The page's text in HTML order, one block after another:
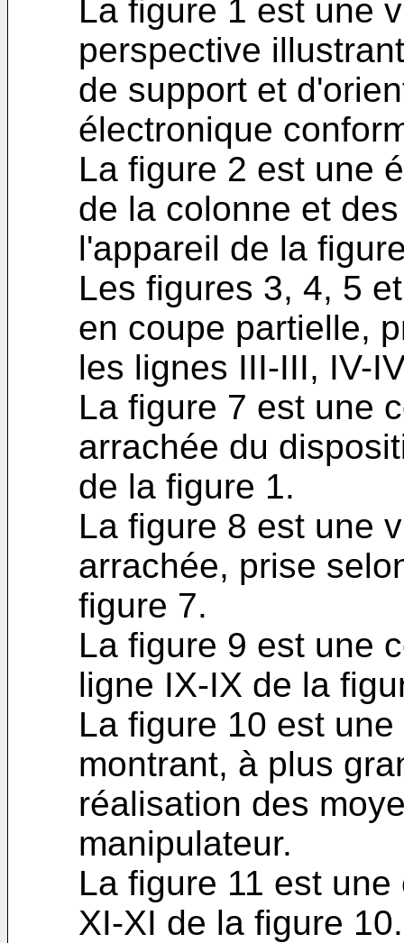
La figure 1 est une
perspective
de support et
électronique
La figure 2 est une
de la colonne et
l'appareil de la
Les figures 3, 4, 5
en coupe partielle,
les lignes III-III, IV-
La figure 7 est une
arrachée du
de la figure 1.
La figure 8 est une
arrachée, prise
figure 7.
La figure 9 est une
ligne IX-IX de la
La figure 10 est
montrant, à plus
réalisation des
manipulateur.
La figure 11 est
XI-XI de la figure 10.